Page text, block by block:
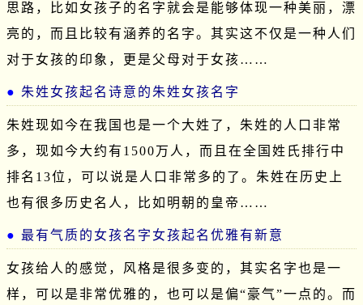
思路，比如女孩子的名字就会是能够体现一种美丽，漂
亮的，而且比较有涵养的名字。其实这不仅是一种人们
对于女孩的印象，更是父母对于女孩……
朱姓女孩起名诗意的朱姓女孩名字
朱姓现如今在我国也是一个大姓了，朱姓的人口非常
多，现如今大约有1500万人，而且在全国姓氏排行中
排名13位，可以说是人口非常多的了。朱姓在历史上
也有很多历史名人，比如明朝的皇帝……
最有气质的女孩名字女孩起名优雅有新意
女孩给人的感觉，风格是很多变的，其实名字也是一
样，可以是非常优雅的，也可以是偏“豪气”一点的。而